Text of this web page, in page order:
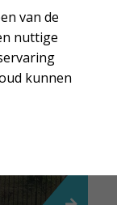
van de
nuttige
kunnen